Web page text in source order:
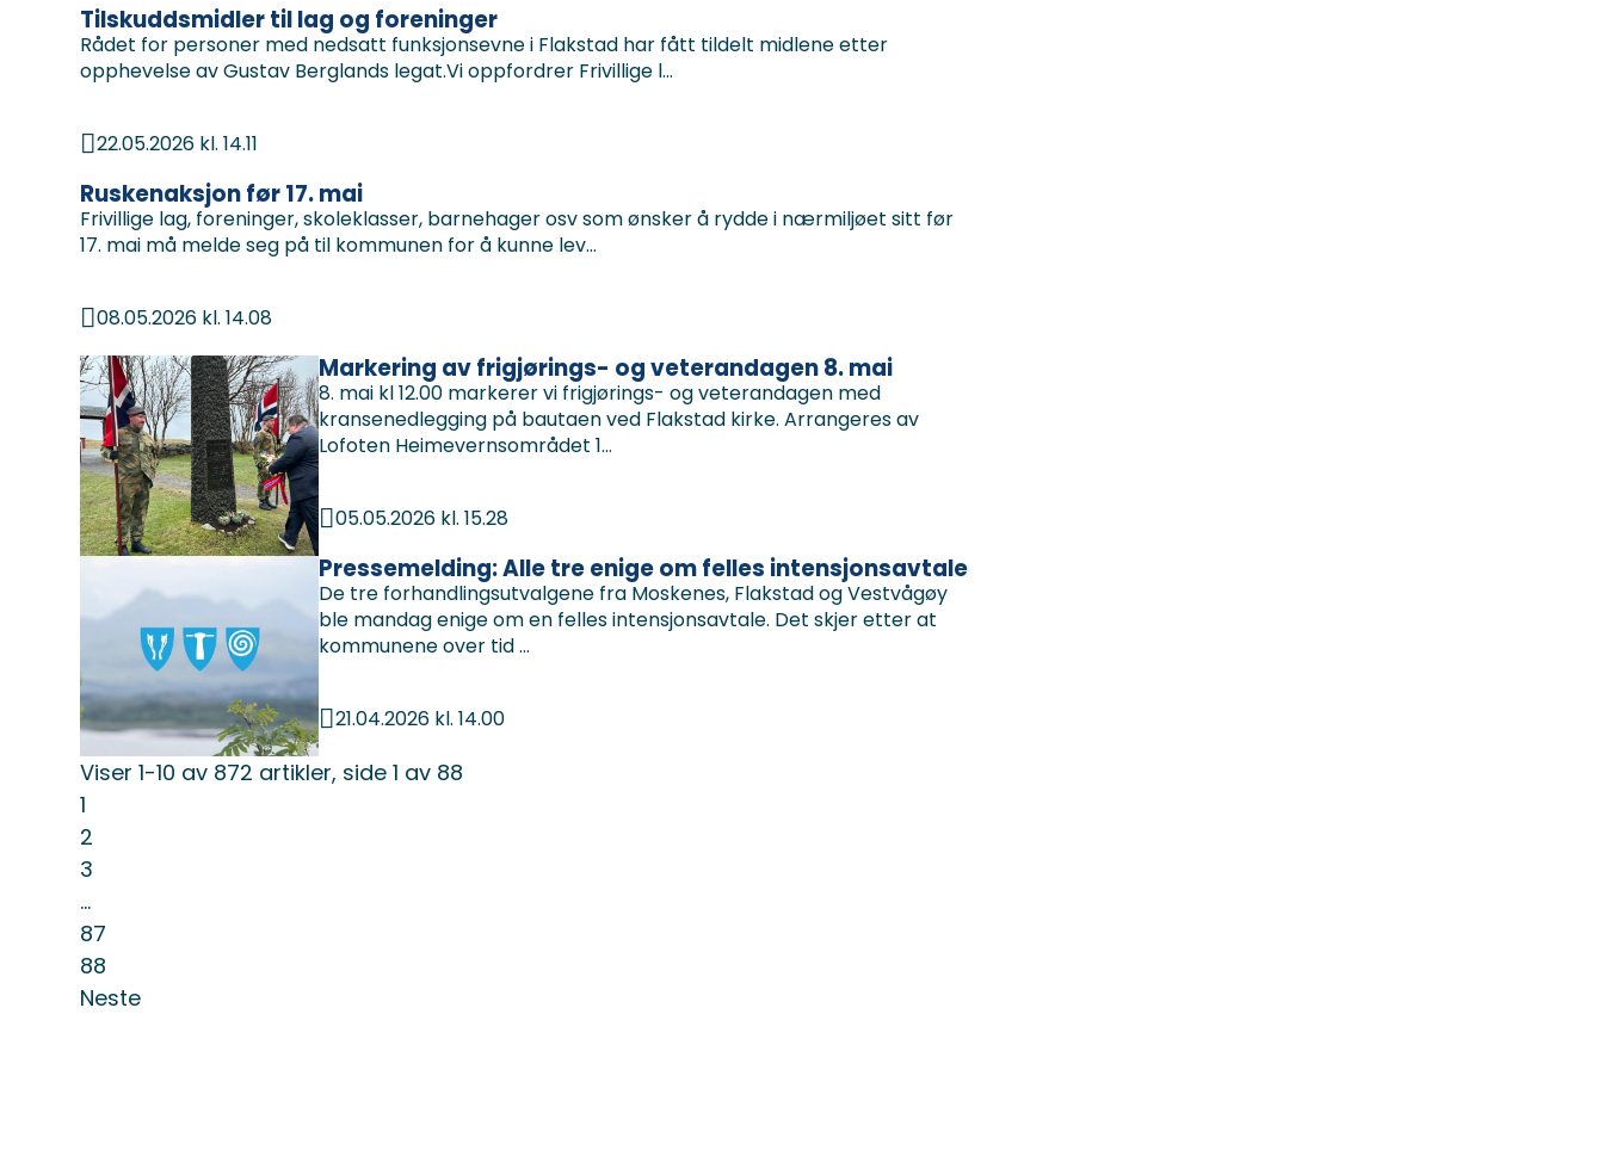
Tilskuddsmidler til lag og foreninger
Rådet for personer med nedsatt funksjonsevne i Flakstad har fått tildelt midlene etter
opphevelse av Gustav Berglands legat.Vi oppfordrer Frivillige l...
Publisert
22.05.2026 kl. 14.11
Ruskenaksjon før 17. mai
Frivillige lag, foreninger, skoleklasser, barnehager osv som ønsker å rydde i nærmiljøet sitt før
17. mai må melde seg på til kommunen for å kunne lev...
Publisert
08.05.2026 kl. 14.08
Markering av frigjørings- og veterandagen 8. mai
8. mai kl 12.00 markerer vi frigjørings- og veterandagen med
kransenedlegging på bautaen ved Flakstad kirke. Arrangeres av
Lofoten Heimevernsområdet 1...
Publisert
05.05.2026 kl. 15.28
Pressemelding: Alle tre enige om felles intensjonsavtale
De tre forhandlingsutvalgene fra Moskenes, Flakstad og Vestvågøy
ble mandag enige om en felles intensjonsavtale. Det skjer etter at
kommunene over tid ...
Publisert
21.04.2026 kl. 14.00
Viser1-10 av 872 artikler, side1 av 88
1
2
3
...
87
88
Neste